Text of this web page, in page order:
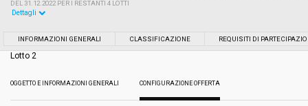
DEL 31.12.2022 PER I RESTANTI 4 LOTTI
Tipo di contratto:
05/04/2019 09:53
Dettagli
INFORMAZIONI GENERALI CLASSIFICAZIONE REQUISITI DI
Lotto 2
OGGETTO E INFORMAZIONI GENERALI CONFIGURAZIONE OFFERTA